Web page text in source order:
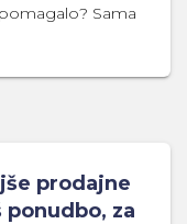
Sama
prodajne
za